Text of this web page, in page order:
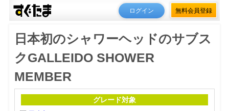
ログイン 無料会員登録
日本初のシャワーヘッドのサブス
クGALLEIDO SHOWER
MEMBER
グレード対象